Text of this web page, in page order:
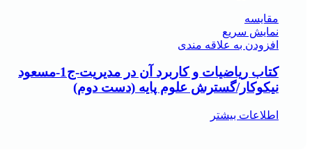
مقايسه
نمایش سریع
افزودن به علاقه مندی
کتاب ریاضیات و کاربرد آن در مدیریت-ج1-مسعود
نیکوکار/گسترش علوم پایه (دست دوم)
اطلاعات بیشتر